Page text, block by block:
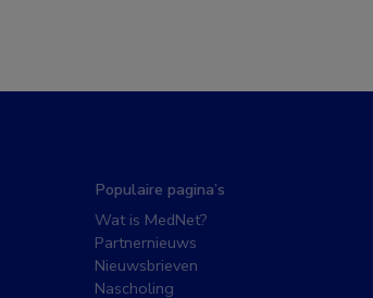
Populaire pagina’s
Wat is MedNet?
Partnernieuws
Nieuwsbrieven
Nascholing